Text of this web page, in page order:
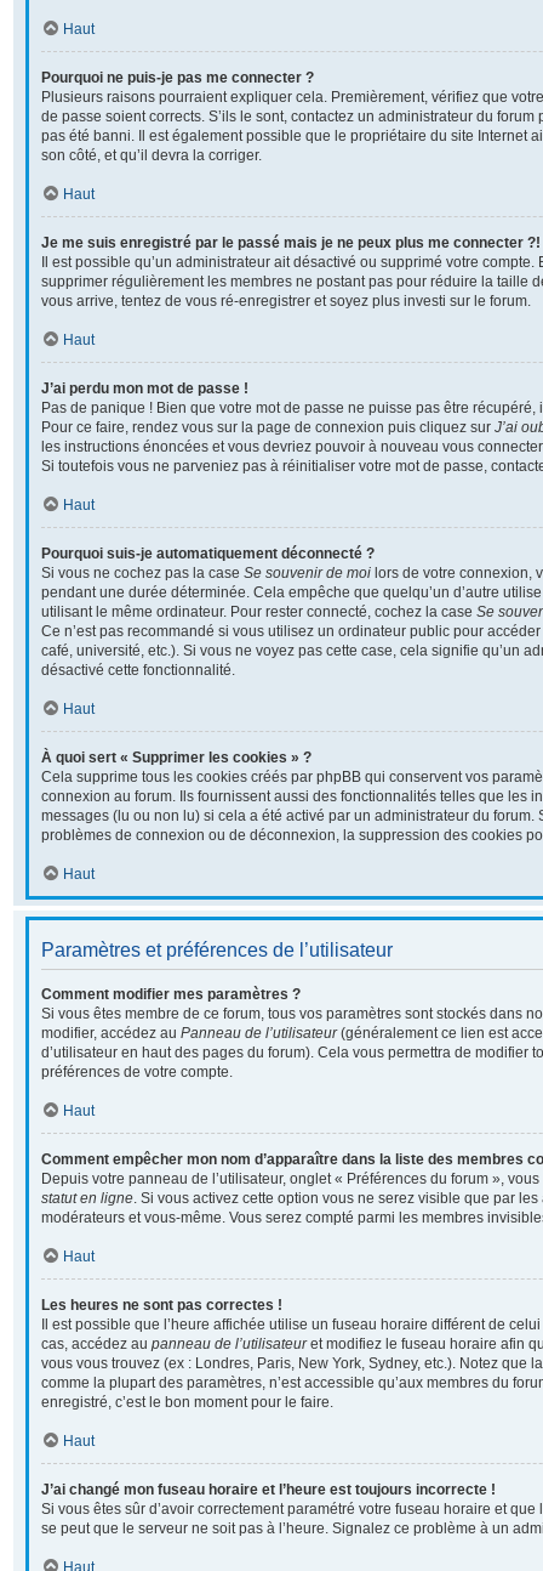
Haut
Pourquoi ne puis-je pas me connecter ?
Plusieurs raisons pourraient expliquer cela. Premièrement, vérifiez que
de passe soient corrects. S’ils le sont, contactez un administrateur du forum
pas été banni. Il est également possible que le propriétaire du site Internet
son côté, et qu’il devra la corriger.
Haut
Je me suis enregistré par le passé mais je ne peux plus me connecter ?!
Il est possible qu’un administrateur ait désactivé ou supprimé votre compte.
supprimer régulièrement les membres ne postant pas pour réduire la taille
vous arrive, tentez de vous ré-enregistrer et soyez plus investi sur le forum.
Haut
J’ai perdu mon mot de passe !
Pas de panique ! Bien que votre mot de passe ne puisse pas être
Pour ce faire, rendez vous sur la page de connexion puis cliquez sur J’ai
les instructions énoncées et vous devriez pouvoir à nouveau vous
Si toutefois vous ne parveniez pas à réinitialiser votre mot de passe,
Haut
Pourquoi suis-je automatiquement déconnecté ?
Si vous ne cochez pas la case Se souvenir de moi lors de votre connexion,
pendant une durée déterminée. Cela empêche que quelqu’un d’autre
utilisant le même ordinateur. Pour rester connecté, cochez la case Se
Ce n’est pas recommandé si vous utilisez un ordinateur public pour
café, université, etc.). Si vous ne voyez pas cette case, cela signifie qu’un
désactivé cette fonctionnalité.
Haut
À quoi sert « Supprimer les cookies » ?
Cela supprime tous les cookies créés par phpBB qui conservent vos
connexion au forum. Ils fournissent aussi des fonctionnalités telles que les
messages (lu ou non lu) si cela a été activé par un administrateur du forum.
problèmes de connexion ou de déconnexion, la suppression des cookies
Haut
Paramètres et préférences de l’utilisateur
Comment modifier mes paramètres ?
Si vous êtes membre de ce forum, tous vos paramètres sont stockés dans
modifier, accédez au Panneau de l’utilisateur(généralement ce lien est
d’utilisateur en haut des pages du forum). Cela vous permettra de modifier
préférences de votre compte.
Haut
Comment empêcher mon nom d’apparaître dans la liste des membres
Depuis votre panneau de l’utilisateur, onglet « Préférences du forum »,
statut en ligne. Si vous activez cette option vous ne serez visible que par
modérateurs et vous-même. Vous serez compté parmi les membres
Haut
Les heures ne sont pas correctes !
Il est possible que l’heure affichée utilise un fuseau horaire différent de
cas, accédez au panneau de l’utilisateuret modifiez le fuseau horaire afin
vous vous trouvez (ex : Londres, Paris, New York, Sydney, etc.). Notez que
comme la plupart des paramètres, n’est accessible qu’aux membres du
enregistré, c’est le bon moment pour le faire.
Haut
J’ai changé mon fuseau horaire et l’heure est toujours incorrecte !
Si vous êtes sûr d’avoir correctement paramétré votre fuseau horaire et que
se peut que le serveur ne soit pas à l’heure. Signalez ce problème à un
Haut